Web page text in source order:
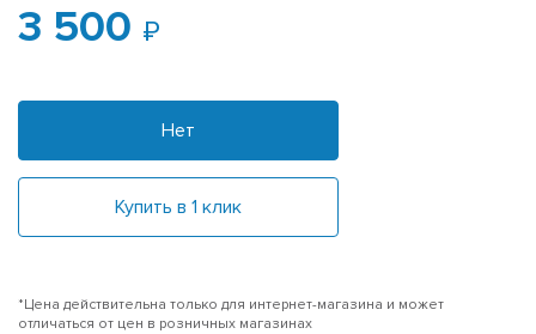
3 500
Нет
Купить в 1 клик
*Цена действительна только для интернет-магазина и может
отличаться от цен в розничных магазинах